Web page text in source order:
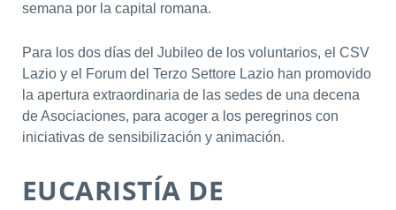
semana por la capital romana.
Para los dos días del Jubileo de los voluntarios, el CSV
Lazio y el Forum del Terzo Settore Lazio han promovido
la apertura extraordinaria de las sedes de una decena
de Asociaciones, para acoger a los peregrinos con
iniciativas de sensibilización y animación.
EUCARISTÍA DE